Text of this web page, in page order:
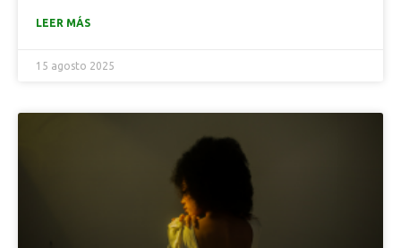
LEER MÁS
15 agosto 2025